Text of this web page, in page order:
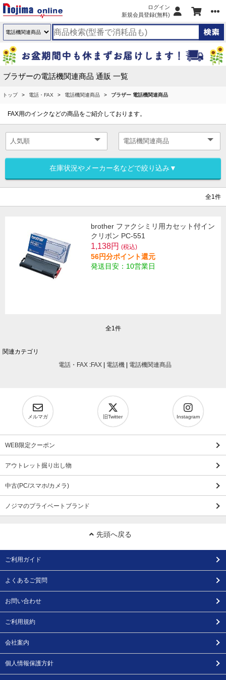
ログイン
新規会員登録(無料)
ブラザーの電話機関連商品 通販 一覧
トップ 電話・FAX 電話機関連商品 ブラザー 電話機関連商品
FAX用のインクなどの商品をご紹介しております。
在庫状況やメーカー名などで絞り込み▼
全1件
brother ファクシミリ用カセット付イン
クリボン PC-551
1,138円 (税込)
56円分ポイント還元
発送目安：10営業日
全1件
関連カテゴリ
電話・FAX :FAX 電話機 電話機関連商品
メルマガ 旧Twitter Instagram
WEB限定クーポン
アウトレット掘り出し物
中古(PC/スマホ/カメラ)
ノジマのプライベートブランド
先頭へ戻る
ご利用ガイド
よくあるご質問
お問い合わせ
ご利用規約
会社案内
個人情報保護方針